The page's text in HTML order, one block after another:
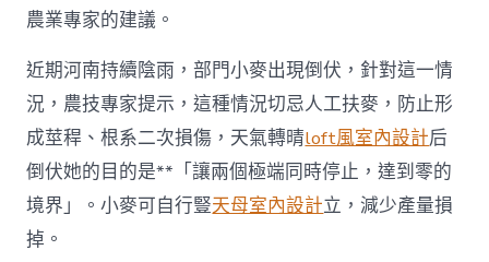
室
內
設
計
在
看”
變
農業專家的建議。
近期河南持續陰雨，部門小麥出現倒伏，針對這一情
況，農技專家提示，這種情況切忌人工扶麥，防止形
成莖稈、根系二次損傷，天氣轉晴loft風室內設計后
倒伏她的目的是**「讓兩個極端同時停止，達到零的
境界」。小麥可自行豎天母室內設計立，減少產量損
掉。